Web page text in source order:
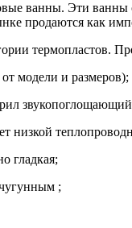
ванны. Эти
продаются как
термопластов.
модели и размеров);
низкой
гладкая;
;